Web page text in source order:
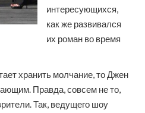
интересующихся,
как же развивался
их роман во время
хранить молчание, то Джен
Правда, совсем не то,
Так, ведущего шоу